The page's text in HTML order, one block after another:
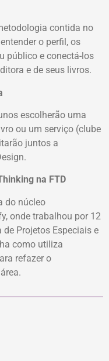
contida no
o perfil, os
público e conectá-los
e de seus livros.
escolherão uma
ou um serviço (clube
juntos a
na FTD
do núcleo
onde trabalhou por 12
de Projetos Especiais e
como utiliza
refazer o